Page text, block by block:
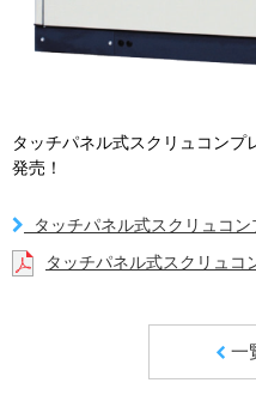
タッチパネル式スクリュコン
発売！
タッチパネル式スクリュコン
タッチパネル式スクリュコ
一